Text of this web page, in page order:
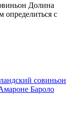
Долина
определиться с
совиньон
Бароло